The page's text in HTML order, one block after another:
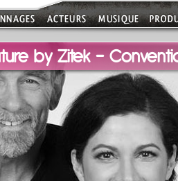
by Zitek -